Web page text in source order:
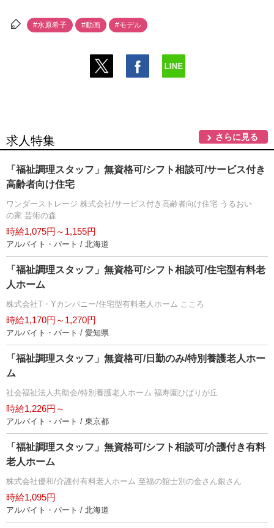
#水原希子 #動画 #モデル
求人特集 さらに見る
「福祉調理スタッフ」無資格可/シフト相談可/サービス付き
高齢者向け住宅
ワンダーストレージ 株式会社/サービス付き高齢者向け住宅 うるおい
の家 芸術の森
時給1,075円～1,155円
アルバイト・パート / 北海道
「福祉調理スタッフ」無資格可/シフト相談可/住宅型有料老
人ホーム
株式会社T・Yカンパニー/住宅型有料老人ホーム こころ
時給1,170円～1,270円
アルバイト・パート / 愛知県
「福祉調理スタッフ」無資格可/日勤のみ/特別養護老人ホー
ム
社会福祉法人共助会/特別養護老人ホーム 福寿園ひばりが丘
時給1,226円～
アルバイト・パート / 東京都
「福祉調理スタッフ」無資格可/シフト相談可/介護付き有料
老人ホーム
株式会社優和/介護付有料老人ホーム 至福の館士別の金さん銀さん
時給1,095円
アルバイト・パート / 北海道